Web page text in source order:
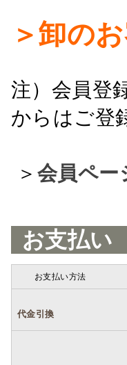
＞卸の
注）会員登
からはご登
＞ 会員ペー
お支払い
お支払い方法
代金引換